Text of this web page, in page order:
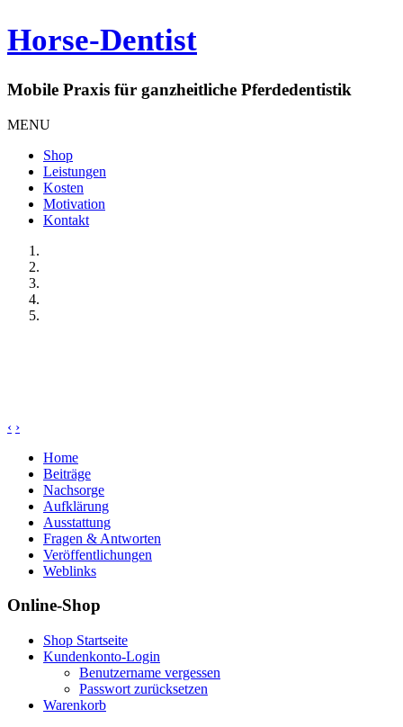
Horse-Dentist
Mobile Praxis für ganzheitliche Pferdedentistik
MENU
Shop
Leistungen
Kosten
Motivation
Kontakt
‹ ›
Home
Beiträge
Nachsorge
Aufklärung
Ausstattung
Fragen & Antworten
Veröffentlichungen
Weblinks
Online-Shop
Shop Startseite
Kundenkonto-Login
Benutzername vergessen
Passwort zurücksetzen
Warenkorb